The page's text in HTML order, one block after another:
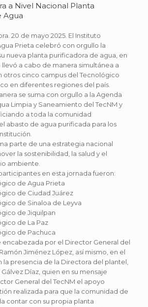
a Nivel Nacional Planta
Agua
20 de mayo 2025. El Instituto
Prieta celebró con orgullo la
nueva planta purificadora de agua, en
a cabo de manera simultánea a
otros cinco campus del Tecnológico
en diferentes regiones del país.
se suma con orgullo a la Agenda
Limpia y Saneamiento del TecNM y
a toda la comunidad
abasto de agua purificada para los
parte de una estrategia nacional
la sostenibilidad, la salud y el
ambiente.
en esta jornada fueron:
de Agua Prieta
de Ciudad Juárez
de Sinaloa de Leyva
de Jiquilpan
de La Paz
de Pachuca
encabezada por el Director General del
Jiménez López, así mismo, en el
la presencia de la Directora del plantel,
Gálvez Díaz, quien en su mensaje
General del TecNM el apoyo
realizada para que la comunidad de
contar con su propia planta